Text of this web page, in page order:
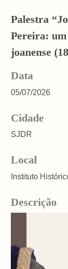
Palestra
Pereira:
joanense
Data
05/07/2026
Cidade
SJDR
Local
Instituto
Descrição